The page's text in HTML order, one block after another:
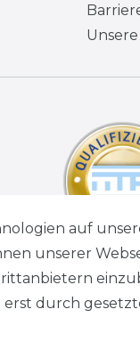
auf
unserer
durch